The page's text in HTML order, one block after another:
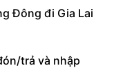
Đông đi Gia Lai
trả và nhập